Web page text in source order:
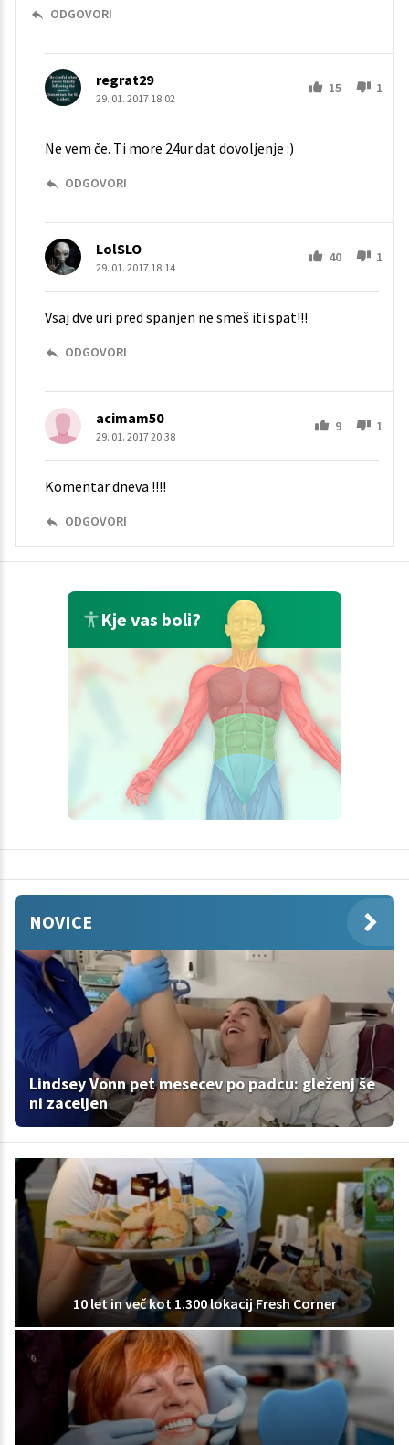
ODGOVORI
regrat29
29. 01. 2017 18.02
15 1
Ne vem če. Ti more 24ur dat dovoljenje :)
ODGOVORI
LolSLO
29. 01. 2017 18.14
40 1
Vsaj dve uri pred spanjen ne smeš iti spat!!!
ODGOVORI
acimam50
29. 01. 2017 20.38
9 1
Komentar dneva !!!!
ODGOVORI
Kje vas boli?
NOVICE
Lindsey Vonn pet mesecev po padcu: gleženj še
ni zaceljen
10 let in več kot 1.300 lokacij Fresh Corner